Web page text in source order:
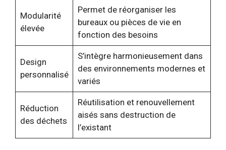
Modularité
élevée
Permet de réorganiser les
bureaux ou pièces de vie en
fonction des besoins
Design
personnalisé
S’intègre harmonieusement dans
des environnements modernes et
variés
Réduction
des déchets
Réutilisation et renouvellement
aisés sans destruction de
l’existant